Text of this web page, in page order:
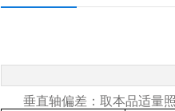
垂直轴偏差：取本品适量